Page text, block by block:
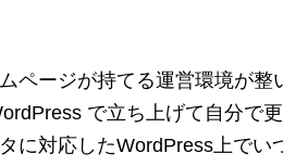
ページが持てる運営環境が整
で立ち上げて自分で
に対応したWordPress上でい